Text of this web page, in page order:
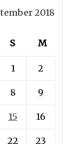
2018
S M
1 2
8 9
15 16
22 23